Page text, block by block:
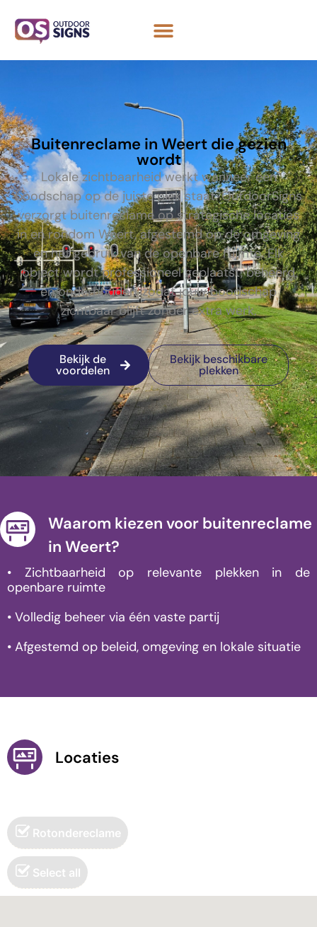
Buitenreclame in Weert die gezien
wordt
Lokale zichtbaarheid werkt wanneer een
boodschap op de juiste plek staat. OutdoorSigns
verzorgt buitenreclame op strategische locaties
in en rondom Weert, afgestemd op de omgeving
en het gebruik van de openbare ruimte. Elk
object wordt professioneel geplaatst, beheerd
en onderhouden, zodat jouw boodschap
zichtbaar blijft zonder extra werk.
Bekijk de
voordelen
Bekijk beschikbare
plekken
Waarom kiezen voor buitenreclame
in Weert?
• Zichtbaarheid op relevante plekken in de
openbare ruimte
• Volledig beheer via één vaste partij
• Afgestemd op beleid, omgeving en lokale situatie
Locaties
Rotondereclame
Select all